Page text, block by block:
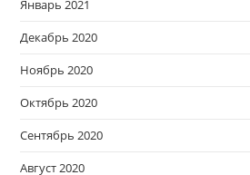
Январь 2021
Декабрь 2020
Ноябрь 2020
Октябрь 2020
Сентябрь 2020
Август 2020